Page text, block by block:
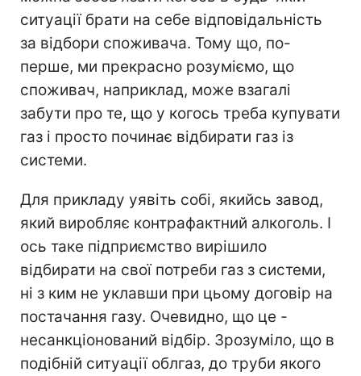
ситуації брати на себе відповідальність
за відбори споживача. Тому що, по-
перше, ми прекрасно розуміємо, що
споживач, наприклад, може взагалі
забути про те, що у когось треба купувати
газ і просто починає відбирати газ із
системи.
Для прикладу уявіть собі, якийсь завод,
який виробляє контрафактний алкоголь. І
ось таке підприємство вирішило
відбирати на свої потреби газ з системи,
ні з ким не уклавши при цьому договір на
постачання газу. Очевидно, що це -
несанкціонований відбір. Зрозуміло, що в
подібній ситуації облгаз, до труби якого